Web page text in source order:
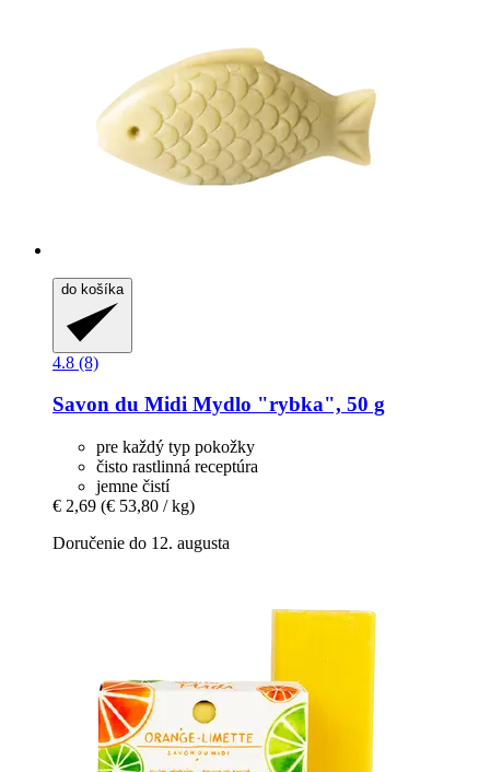
do košíka
4.8 (8)
Savon du Midi Mydlo "rybka", 50 g
pre každý typ pokožky
čisto rastlinná receptúra
jemne čistí
€ 2,69 (€ 53,80 / kg)
Doručenie do 12. augusta